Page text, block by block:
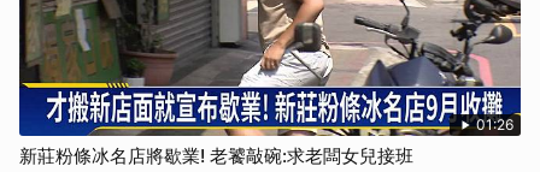
01:26
新莊粉條冰名店將歇業! 老饕敲碗:求老闆女兒接班